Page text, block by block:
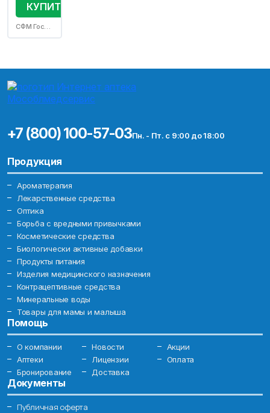
КУПИТЬ
СФМ Госпиталь Продактс ГмбХ
+7 (800) 100-57-03Пн. - Пт. с 9:00 до 18:00
Продукция
Ароматерапия
Лекарственные средства
Оптика
Борьба с вредными привычками
Косметические средства
Биологически активные добавки
Продукты питания
Изделия медицинского назначения
Контрацептивные средства
Минеральные воды
Товары для мамы и малыша
Помощь
О компании Новости
Акции
Аптеки
Лицензии
Оплата
Бронирование
Доставка
Документы
Публичная оферта